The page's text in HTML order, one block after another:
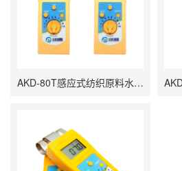
AKD-80T感应式纺织原料水分仪